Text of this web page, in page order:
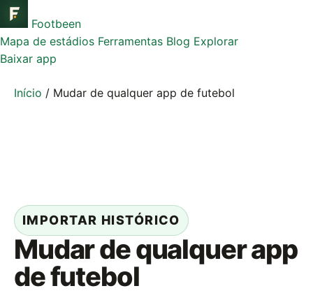
Footbeen
Mapa de estádios Ferramentas Blog Explorar
Baixar app
Início / Mudar de qualquer app de futebol
IMPORTAR HISTÓRICO
Mudar de qualquer app
de futebol